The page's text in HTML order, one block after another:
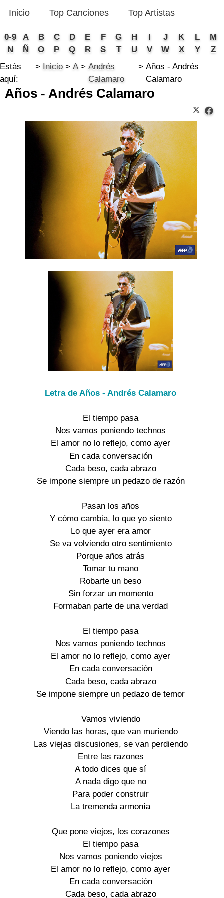
Inicio Top Canciones Top Artistas
0-9 A B C D E F G H I J K L
M
N
Ñ O P Q R S T U V W X Y
Z
Estás
aquí:
Inicio A
Andrés
Calamaro
Años - Andrés
Calamaro
Años - Andrés Calamaro
Letra de Años - Andrés Calamaro
El tiempo pasa
Nos vamos poniendo technos
El amor no lo reflejo, como ayer
En cada conversación
Cada beso, cada abrazo
Se impone siempre un pedazo de razón
Pasan los años
Y cómo cambia, lo que yo siento
Lo que ayer era amor
Se va volviendo otro sentimiento
Porque años atrás
Tomar tu mano
Robarte un beso
Sin forzar un momento
Formaban parte de una verdad
El tiempo pasa
Nos vamos poniendo technos
El amor no lo reflejo, como ayer
En cada conversación
Cada beso, cada abrazo
Se impone siempre un pedazo de temor
Vamos viviendo
Viendo las horas, que van muriendo
Las viejas discusiones, se van perdiendo
Entre las razones
A todo dices que sí
A nada digo que no
Para poder construir
La tremenda armonía
Que pone viejos, los corazones
El tiempo pasa
Nos vamos poniendo viejos
El amor no lo reflejo, como ayer
En cada conversación
Cada beso, cada abrazo